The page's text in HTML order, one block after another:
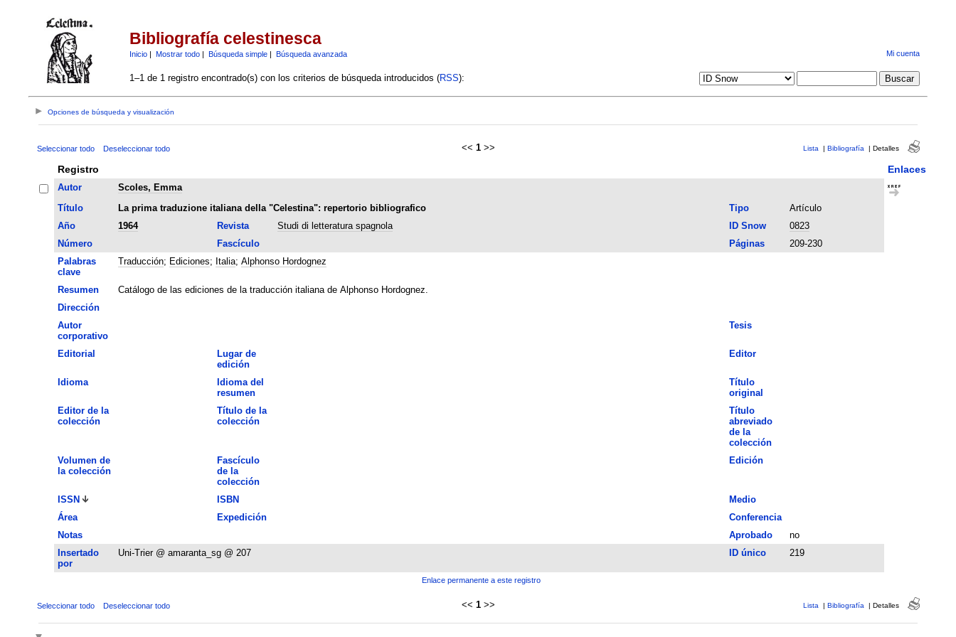
Bibliografía celestinesca
Inicio| Mostrar todo| Búsqueda simple| Búsqueda avanzada Mi cuenta
1–1 de 1 registro encontrado(s) con los criterios de búsqueda introducidos (RSS):
Opciones de búsqueda y visualización
Seleccionar todo Deseleccionar todo << 1 >> Lista | Bibliografía | Detalles
Registro Enlaces
Autor
Scoles, Emma
Título
La prima traduzione italiana della "Celestina": repertorio bibliografico Tipo
Artículo
Año
1964 Revista Studi di letteratura spagnola ID Snow
0823
Número
Fascículo Páginas
209-230
Palabras
clave
Traducción; Ediciones; Italia; Alphonso Hordognez
Resumen
Catálogo de las ediciones de la traducción italiana de Alphonso Hordognez.
Dirección
Autor
corporativo
Tesis
Editorial
Lugar de
edición
Editor
Idioma
Idioma del
resumen
Título
original
Editor de la
colección
Título de la
colección
Título
abreviado
de la
colección
Volumen de
la colección
Fascículo
de la
colección
Edición
ISSN ISBN
Medio
Área
Expedición
Conferencia
Notas
Aprobado
no
Insertado
por
Uni-Trier @ amaranta_sg @ 207 ID único 219
Enlace permanente a este registro
Seleccionar todo Deseleccionar todo << 1 >> Lista | Bibliografía | Detalles